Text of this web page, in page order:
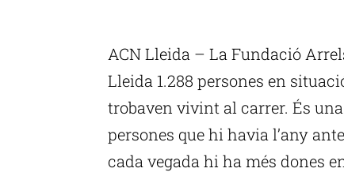
ACN Lleida – La Fundació
Lleida 1.288 persones en
trobaven vivint al carrer. És
persones que hi havia l’any
cada vegada hi ha més dones